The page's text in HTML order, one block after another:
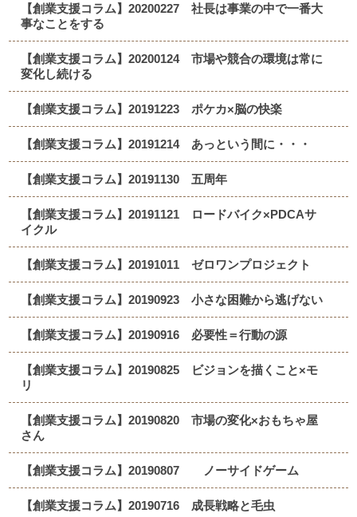
【創業支援コラム】20200227 社長は事業の中で一番大
事なことをする
【創業支援コラム】20200124 市場や競合の環境は常に
変化し続ける
【創業支援コラム】20191223 ポケカ×脳の快楽
【創業支援コラム】20191214 あっという間に・・・
【創業支援コラム】20191130 五周年
【創業支援コラム】20191121 ロードバイク×PDCAサ
イクル
【創業支援コラム】20191011 ゼロワンプロジェクト
【創業支援コラム】20190923 小さな困難から逃げない
【創業支援コラム】20190916 必要性＝行動の源
【創業支援コラム】20190825 ビジョンを描くこと×モ
リ
【創業支援コラム】20190820 市場の変化×おもちゃ屋
さん
【創業支援コラム】20190807 ノーサイドゲーム
【創業支援コラム】20190716 成長戦略と毛虫